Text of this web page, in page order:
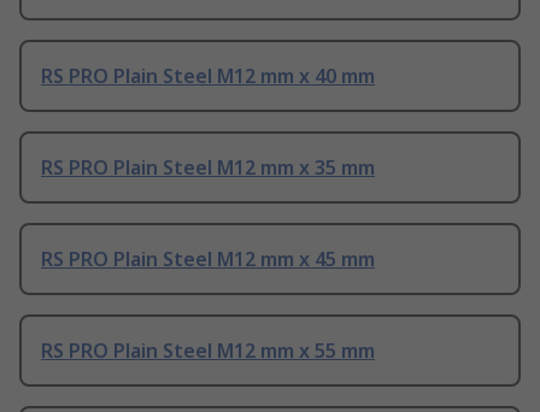
RS PRO Plain Steel M12 mm x 40 mm
RS PRO Plain Steel M12 mm x 35 mm
RS PRO Plain Steel M12 mm x 45 mm
RS PRO Plain Steel M12 mm x 55 mm